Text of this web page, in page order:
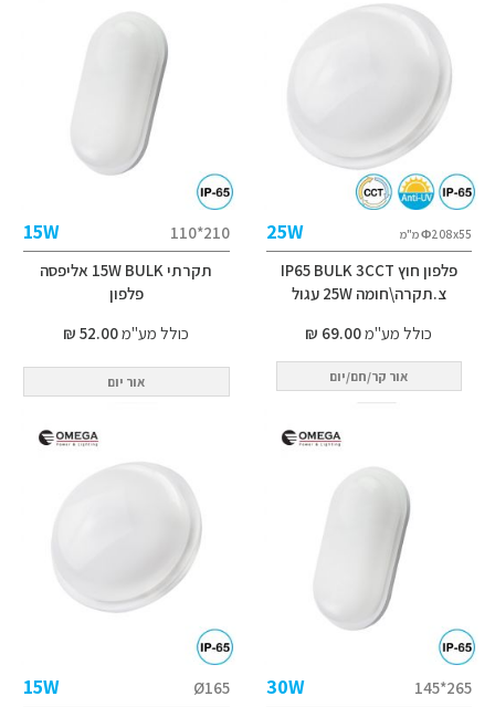
Ф208x55 מ"מ 25W
פלפון חוץ IP65 BULK 3CCT
צ.תקרה\חומה 25W עגול
כולל מע"מ69.00 ₪
אור קר/חם/יום
210*110
15W
‭הספילא 15W BULK יתרקת
ןופלפ‬
כולל מע"מ52.00 ₪
אור יום
265*145
30W
Ø165
15W